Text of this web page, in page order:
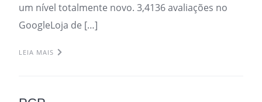
um nível totalmente novo. 3,4136 avaliações no
GoogleLoja de […]
LEIA MAIS